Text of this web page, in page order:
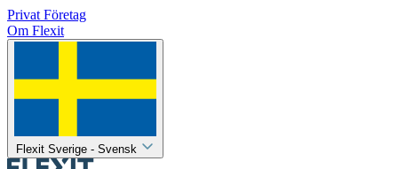
Privat Företag
Om Flexit
Flexit Sverige - Svensk